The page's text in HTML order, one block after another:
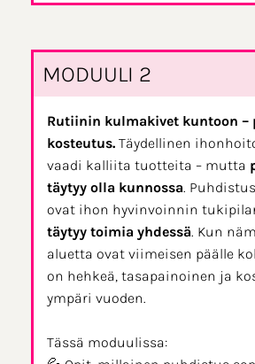
MODUULI 2
Rutiinin kulmakivet kuntoon
kosteutus. Täydellinen
vaadi kalliita tuotteita – mutta
täytyy olla kunnossa.
ovat ihon hyvinvoinnin
täytyy toimia yhdessä. Kun
aluetta ovat viimeisen päälle
on hehkeä, tasapainoinen ja
ympäri vuoden.
Tässä moduulissa: